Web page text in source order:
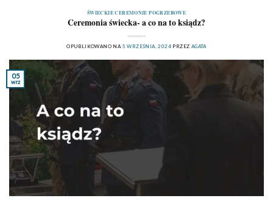
ŚWIECKIE CEREMONIE POGRZEBOWE
Ceremonia świecka- a co na to ksiądz?
OPUBLIKOWANO NA 5 WRZEŚNIA, 2024 PRZEZ AGATA
05
wrz